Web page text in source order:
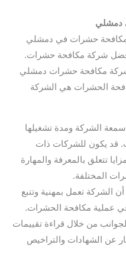
دمشلي
مكافحة حشرات في دمشلي
شركة مكافحة حشرات.
مكافحة حشرات دمشلي
الحشرات هي الشركة
الشركة ومدة تشغيلها
قد يكون للشركات ذات
تتعلق بالمعرفة والمهارة
المختلفة.
أن الشركة تعمل بمهنية وتتبع
في عملية مكافحة الحشرات.
من خلال قراءة تقييمات
عن الشهادات والتراخيص